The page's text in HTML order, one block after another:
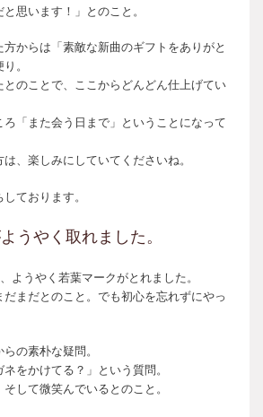
思います！」とのこと。
からは「素敵な新曲のギフトをありがと
。
とのことで、ここからどんどん仕上げてい
「また会う日まで」ということになって
、楽しみにしていてくださいね。
ております。
うやく取れました。
ようやく若葉マークがとれました。
だまだとのこと。でも初心を忘れずにやっ
の素朴な疑問。
ネをかけてる？」という質問。
して微笑んでいるとのこと。